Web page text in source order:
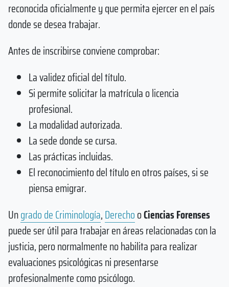
reconocida oficialmente y que permita ejercer en el país
donde se desea trabajar.
Antes de inscribirse conviene comprobar:
La validez oficial del título.
Si permite solicitar la matrícula o licencia
profesional.
La modalidad autorizada.
La sede donde se cursa.
Las prácticas incluidas.
El reconocimiento del título en otros países, si se
piensa emigrar.
Ungrado de Criminología,DerechooCiencias Forenses
puede ser útil para trabajar en áreas relacionadas con la
justicia, pero normalmente no habilita para realizar
evaluaciones psicológicas ni presentarse
profesionalmente como psicólogo.